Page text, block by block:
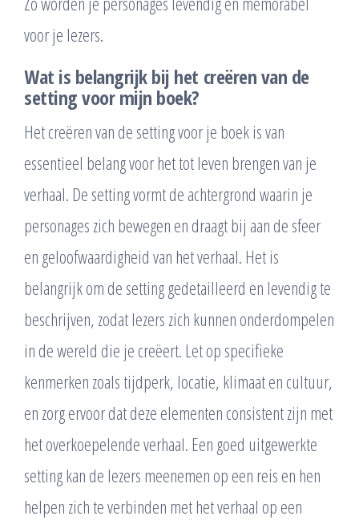
voor je lezers.
Wat is belangrijk bij het creëren van de
setting voor mijn boek?
Het creëren van de setting voor je boek is van
essentieel belang voor het tot leven brengen van je
verhaal. De setting vormt de achtergrond waarin je
personages zich bewegen en draagt bij aan de sfeer
en geloofwaardigheid van het verhaal. Het is
belangrijk om de setting gedetailleerd en levendig te
beschrijven, zodat lezers zich kunnen onderdompelen
in de wereld die je creëert. Let op specifieke
kenmerken zoals tijdperk, locatie, klimaat en cultuur,
en zorg ervoor dat deze elementen consistent zijn met
het overkoepelende verhaal. Een goed uitgewerkte
setting kan de lezers meenemen op een reis en hen
helpen zich te verbinden met het verhaal op een